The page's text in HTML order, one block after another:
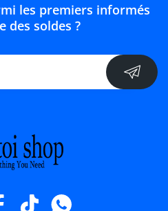
les premiers informés
des soldes ?
FacebookTikTokWhatsApp